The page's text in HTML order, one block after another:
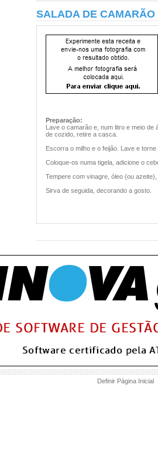
SALADA DE
Preparação:
Lave o camarão e, num litro e meio
de cozido, retire a casca.
Escorra o milho e o feijão. Lave e
Coloque-os numa tigela, adicione o
Tempere com vinagre, óleo (ou
Sirva de seguida, decorando a gosto.
Definir Página Inicial